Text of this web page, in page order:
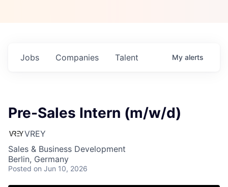
Jobs Companies Talent My alerts
Pre-Sales Intern (m/w/d)
VREY
Sales & Business Development
Berlin, Germany
Posted on Jun 10, 2026